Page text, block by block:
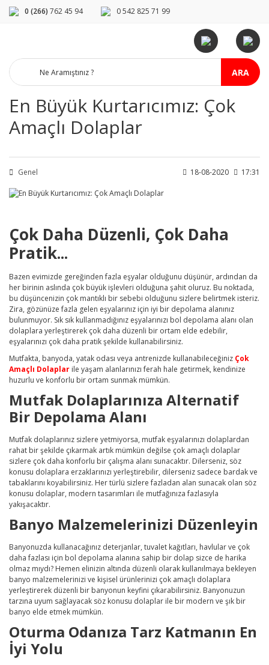
0 (266) 762 45 94 0 542 825 71 99
ARA
En Büyük Kurtarıcımız: Çok
Amaçlı Dolaplar
Genel 18-08-2020 17:31
Çok Daha Düzenli, Çok Daha
Pratik...
Bazen evimizde gereğinden fazla eşyalar olduğunu düşünür, ardından da
her birinin aslında çok büyük işlevleri olduğuna şahit oluruz. Bu noktada,
bu düşüncenizin çok mantıklı bir sebebi olduğunu sizlere belirtmek isteriz.
Zira, gözünüze fazla gelen eşyalarınız için iyi bir depolama alanınız
bulunmuyor. Sık sık kullanmadığınız eşyalarınızı bol depolama alanı olan
dolaplara yerleştirerek çok daha düzenli bir ortam elde edebilir,
eşyalarınızı çok daha pratik şekilde kullanabilirsiniz.
Mutfakta, banyoda, yatak odası veya antrenizde kullanabileceğiniz Çok
Amaçlı Dolaplar ile yaşam alanlarınızı ferah hale getirmek, kendinize
huzurlu ve konforlu bir ortam sunmak mümkün.
Mutfak Dolaplarınıza Alternatif
Bir Depolama Alanı
Mutfak dolaplarınız sizlere yetmiyorsa, mutfak eşyalarınızı dolaplardan
rahat bir şekilde çıkarmak artık mümkün değilse çok amaçlı dolaplar
sizlere çok daha konforlu bir çalışma alanı sunacaktır. Dilerseniz, söz
konusu dolaplara erzaklarınızı yerleştirebilir, dilerseniz sadece bardak ve
tabaklarını koyabilirsiniz. Her türlü sizlere fazladan alan sunacak olan söz
konusu dolaplar, modern tasarımları ile mutfağınıza fazlasıyla
yakışacaktır.
Banyo Malzemelerinizi Düzenleyin
Banyonuzda kullanacağınız deterjanlar, tuvalet kağıtları, havlular ve çok
daha fazlası için bol depolama alanına sahip bir dolap sizce de harika
olmaz mıydı? Hemen elinizin altında düzenli olarak kullanılmaya bekleyen
banyo malzemelerinizi ve kişisel ürünlerinizi çok amaçlı dolaplara
yerleştirerek düzenli bir banyonun keyfini çıkarabilirsiniz. Banyonuzun
tarzına uyum sağlayacak söz konusu dolaplar ile bir modern ve şık bir
banyo elde etmek mümkün.
Oturma Odanıza Tarz Katmanın En
İyi Yolu